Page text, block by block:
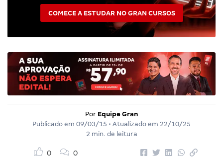
COMECE A ESTUDAR NO GRAN CURSOS
Por Equipe Gran
Publicado em 09/03/15 • Atualizado em 22/10/25
2 min. de leitura
0 0